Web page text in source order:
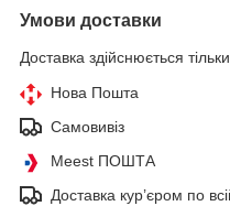
Умови доставки
Доставка здійснюється
Нова Пошта
Самовивіз
Meest ПОШТА
Доставка кур’єром по